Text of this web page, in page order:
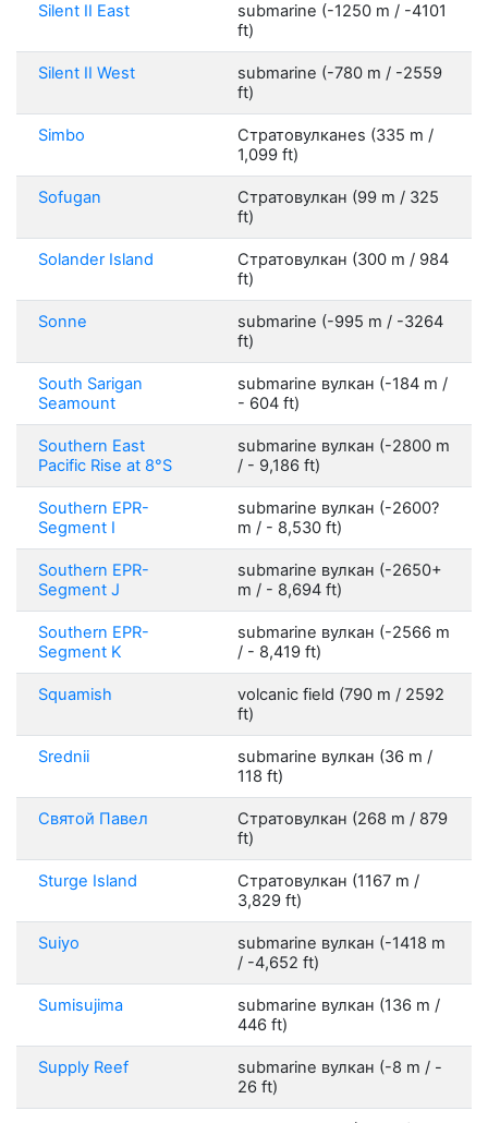
Silent II East
submarine (-1250 m / -4101
ft)
Silent II West
submarine (-780 m / -2559
ft)
Simbo
Стратовулканes (335 m /
1,099 ft)
Sofugan
Стратовулкан (99 m / 325
ft)
Solander Island
Стратовулкан (300 m / 984
ft)
Sonne
submarine (-995 m / -3264
ft)
South Sarigan
Seamount
submarine вулкан (-184 m /
- 604 ft)
Southern East
Pacific Rise at 8°S
submarine вулкан (-2800 m
/ - 9,186 ft)
Southern EPR-
Segment I
submarine вулкан (-2600?
m / - 8,530 ft)
Southern EPR-
Segment J
submarine вулкан (-2650+
m / - 8,694 ft)
Southern EPR-
Segment K
submarine вулкан (-2566 m
/ - 8,419 ft)
Squamish
volcanic field (790 m / 2592
ft)
Srednii
submarine вулкан (36 m /
118 ft)
Святой Павел
Стратовулкан (268 m / 879
ft)
Sturge Island
Стратовулкан (1167 m /
3,829 ft)
Suiyo
submarine вулкан (-1418 m
/ -4,652 ft)
Sumisujima
submarine вулкан (136 m /
446 ft)
Supply Reef
submarine вулкан (-8 m / -
26 ft)